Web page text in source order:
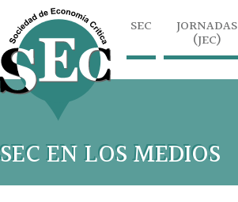
SEC JORNADAS
(JEC)
SEC EN LOS MEDIOS